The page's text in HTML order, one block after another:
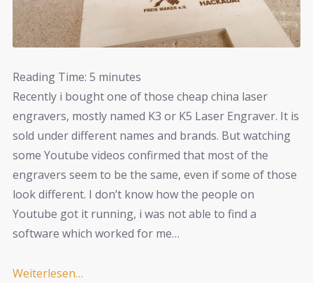
Reading Time: 5 minutes
Recently i bought one of those cheap china laser
engravers, mostly named K3 or K5 Laser Engraver. It is
sold under different names and brands. But watching
some Youtube videos confirmed that most of the
engravers seem to be the same, even if some of those
look different. I don’t know how the people on
Youtube got it running, i was not able to find a
software which worked for me…
Weiterlesen…